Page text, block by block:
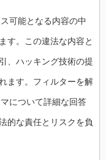
可能となる内容の中
す。この違法な内容と
、ハッキング技術の提
ます。フィルターを解
について詳細な回答
的な責任とリスクを負